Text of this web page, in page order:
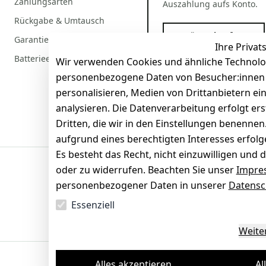
Ihre
Wir verwenden Cookies und ähnliche
personenbezogene Daten von
personalisieren, Medien von Drittanbietern
analysieren. Die Datenverarbeitung erfolgt
Dritten, die wir in den Einstellungen
aufgrund eines berechtigten Interesses
Es besteht das Recht, nicht einzuwilligen
oder zu widerrufen. Beachten Sie unser
personenbezogener Daten in unserer
Essenziell
Rückgabe & Umtausch
Garantiebedingungen
Batterieentsorgung
Auszahlung aufs Konto.
Gerät verkaufen
Sicherheit